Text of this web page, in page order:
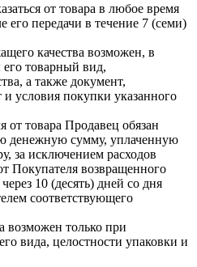
от товара в любое время
его передачи в течение 7 (семи)
качества возможен, в
его товарный вид,
а также документ,
условия покупки указанного
от товара Продавец обязан
денежную сумму, уплаченную
за исключением расходов
Покупателя возвращенного
10 (десять) дней со дня
соответствующего
возможен только при
вида, целостности упаковки и